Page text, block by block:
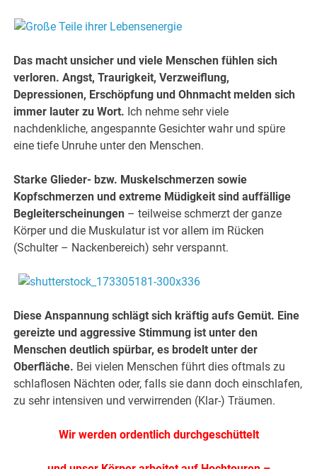
Das macht unsicher und viele Menschen fühlen sich
verloren. Angst, Traurigkeit, Verzweiflung,
Depressionen, Erschöpfung und Ohnmacht melden sich
immer lauter zu Wort. Ich nehme sehr viele
nachdenkliche, angespannte Gesichter wahr und spüre
eine tiefe Unruhe unter den Menschen.
Starke Glieder- bzw. Muskelschmerzen sowie
Kopfschmerzen und extreme Müdigkeit sind auffällige
Begleiterscheinungen – teilweise schmerzt der ganze
Körper und die Muskulatur ist vor allem im Rücken
(Schulter – Nackenbereich) sehr verspannt.
Diese Anspannung schlägt sich kräftig aufs Gemüt. Eine
gereizte und aggressive Stimmung ist unter den
Menschen deutlich spürbar, es brodelt unter der
Oberfläche. Bei vielen Menschen führt dies oftmals zu
schlaflosen Nächten oder, falls sie dann doch einschlafen,
zu sehr intensiven und verwirrenden (Klar-) Träumen.
Wir werden ordentlich durchgeschüttelt